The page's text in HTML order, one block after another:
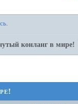
.
конланг в мире!